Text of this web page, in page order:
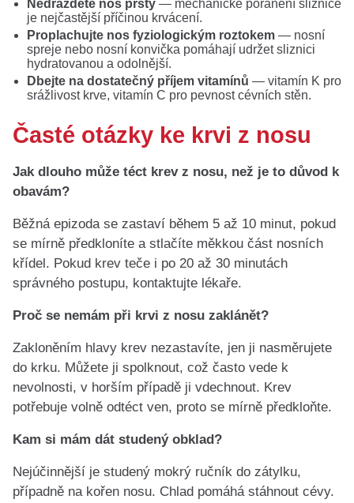
Nedrážděte nos prsty— mechanické poranění sliznice
je nejčastější příčinou krvácení.
Proplachujte nos fyziologickým roztokem— nosní
spreje nebo nosní konvička pomáhají udržet sliznici
hydratovanou a odolnější.
Dbejte na dostatečný příjem vitamínů — vitamín K pro
srážlivost krve, vitamín C pro pevnost cévních stěn.
Časté otázky ke krvi z nosu
Jak dlouho může téct krev z nosu, než je to důvod k
obavám?
Běžná epizoda se zastaví během 5 až 10 minut, pokud
se mírně předkloníte a stlačíte měkkou část nosních
křídel. Pokud krev teče i po 20 až 30 minutách
správného postupu, kontaktujte lékaře.
Proč se nemám při krvi z nosu zaklánět?
Zakloněním hlavy krev nezastavíte, jen ji nasměrujete
do krku. Můžete ji spolknout, což často vede k
nevolnosti, v horším případě ji vdechnout. Krev
potřebuje volně odtéct ven, proto se mírně předkloňte.
Kam si mám dát studený obklad?
Nejúčinnější je studený mokrý ručník do zátylku,
případně na kořen nosu. Chlad pomáhá stáhnout cévy.